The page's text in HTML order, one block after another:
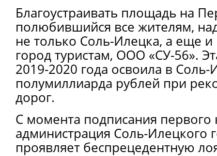
Благоустраивать площадь на
полюбившийся все жителям,
не только Соль-Илецка, а еще
город туристам, ООО «СУ-56».
2019-2020 года освоила в
полумиллиарда рублей при
дорог.
С момента подписания первого
администрация Соль-Илецкого
проявляет беспрецедентную